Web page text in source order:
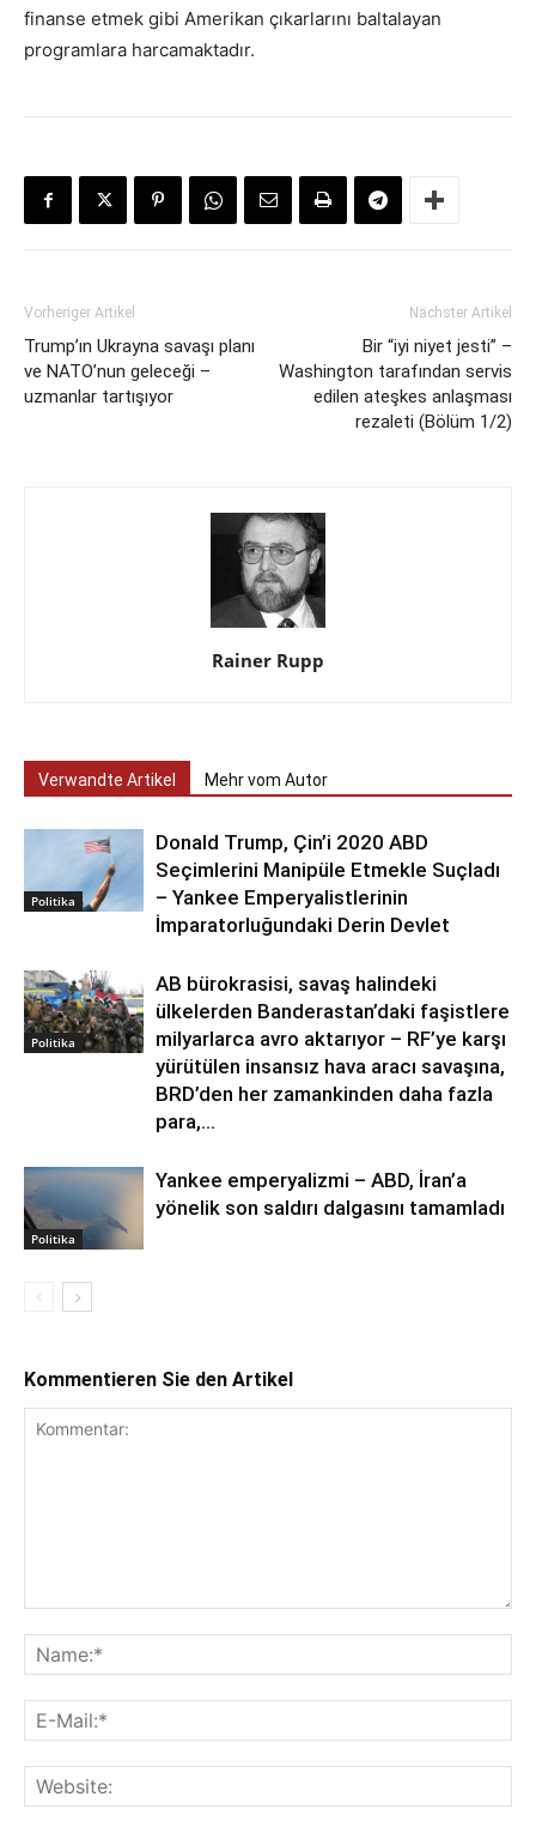
finanse etmek gibi Amerikan çıkarlarını baltalayan
programlara harcamaktadır.
Vorheriger Artikel
Trump’ın Ukrayna savaşı planı
ve NATO’nun geleceği –
uzmanlar tartışıyor
Nächster Artikel
Bir “iyi niyet jesti” –
Washington tarafından servis
edilen ateşkes anlaşması
rezaleti (Bölüm 1/2)
Rainer Rupp
Verwandte Artikel Mehr vom Autor
Politika
Donald Trump, Çin’i 2020 ABD
Seçimlerini Manipüle Etmekle Suçladı
– Yankee Emperyalistlerinin
İmparatorluğundaki Derin Devlet
Politika
AB bürokrasisi, savaş halindeki
ülkelerden Banderastan’daki faşistlere
milyarlarca avro aktarıyor – RF’ye karşı
yürütülen insansız hava aracı savaşına,
BRD’den her zamankinden daha fazla
para,...
Politika
Yankee emperyalizmi – ABD, İran’a
yönelik son saldırı dalgasını tamamladı
Kommentieren Sie den Artikel